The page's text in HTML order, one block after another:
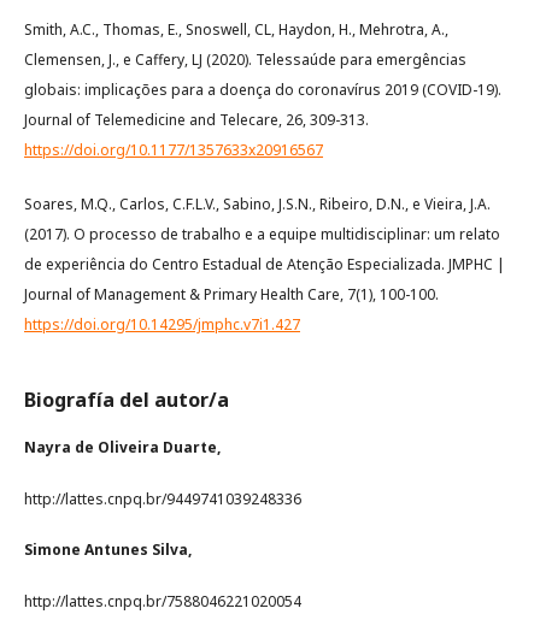
Smith, A.C., Thomas, E., Snoswell, CL, Haydon, H., Mehrotra, A.,
Clemensen, J., e Caffery, LJ (2020). Telessaúde para emergências
globais: implicações para a doença do coronavírus 2019 (COVID-19).
Journal of Telemedicine and Telecare, 26, 309-313.
https://doi.org/10.1177/1357633x20916567
Soares, M.Q., Carlos, C.F.L.V., Sabino, J.S.N., Ribeiro, D.N., e Vieira, J.A.
(2017). O processo de trabalho e a equipe multidisciplinar: um relato
de experiência do Centro Estadual de Atenção Especializada. JMPHC |
Journal of Management & Primary Health Care, 7(1), 100-100.
https://doi.org/10.14295/jmphc.v7i1.427
Biografía del autor/a
Nayra de Oliveira Duarte,
http://lattes.cnpq.br/9449741039248336
Simone Antunes Silva,
http://lattes.cnpq.br/7588046221020054